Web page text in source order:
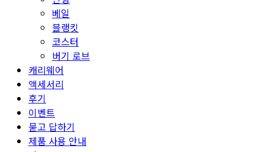
베일
블랭킷
코스터
버기 로브
캐리웨어
액세서리
후기
이벤트
묻고 답하기
제품 사용 안내